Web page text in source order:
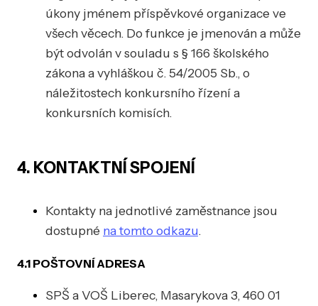
úkony jménem příspěvkové organizace ve
všech věcech. Do funkce je jmenován a může
být odvolán v souladu s § 166 školského
zákona a vyhláškou č. 54/2005 Sb., o
náležitostech konkursního řízení a
konkursních komisích.
4. KONTAKTNÍ SPOJENÍ
Kontakty na jednotlivé zaměstnance jsou
dostupné na tomto odkazu.
4.1 POŠTOVNÍ ADRESA
SPŠ a VOŠ Liberec, Masarykova 3, 460 01